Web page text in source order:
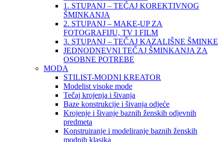
1. STUPANJ – TEČAJ KOREKTIVNOG
ŠMINKANJA
2. STUPANJ – MAKE-UP ZA
FOTOGRAFIJU, TV I FILM
3. STUPANJ – TEČAJ KAZALIŠNE ŠMINKE
JEDNODNEVNI TEČAJ ŠMINKANJA ZA
OSOBNE POTREBE
MODA
STILIST-MODNI KREATOR
Modelist visoke mode
Tečaj krojenja i šivanja
Baze konstrukcije i šivanja odjeće
Krojenje i šivanje baznih ženskih odjevnih
predmeta
Konstruiranje i modeliranje baznih ženskih
modnih klasika